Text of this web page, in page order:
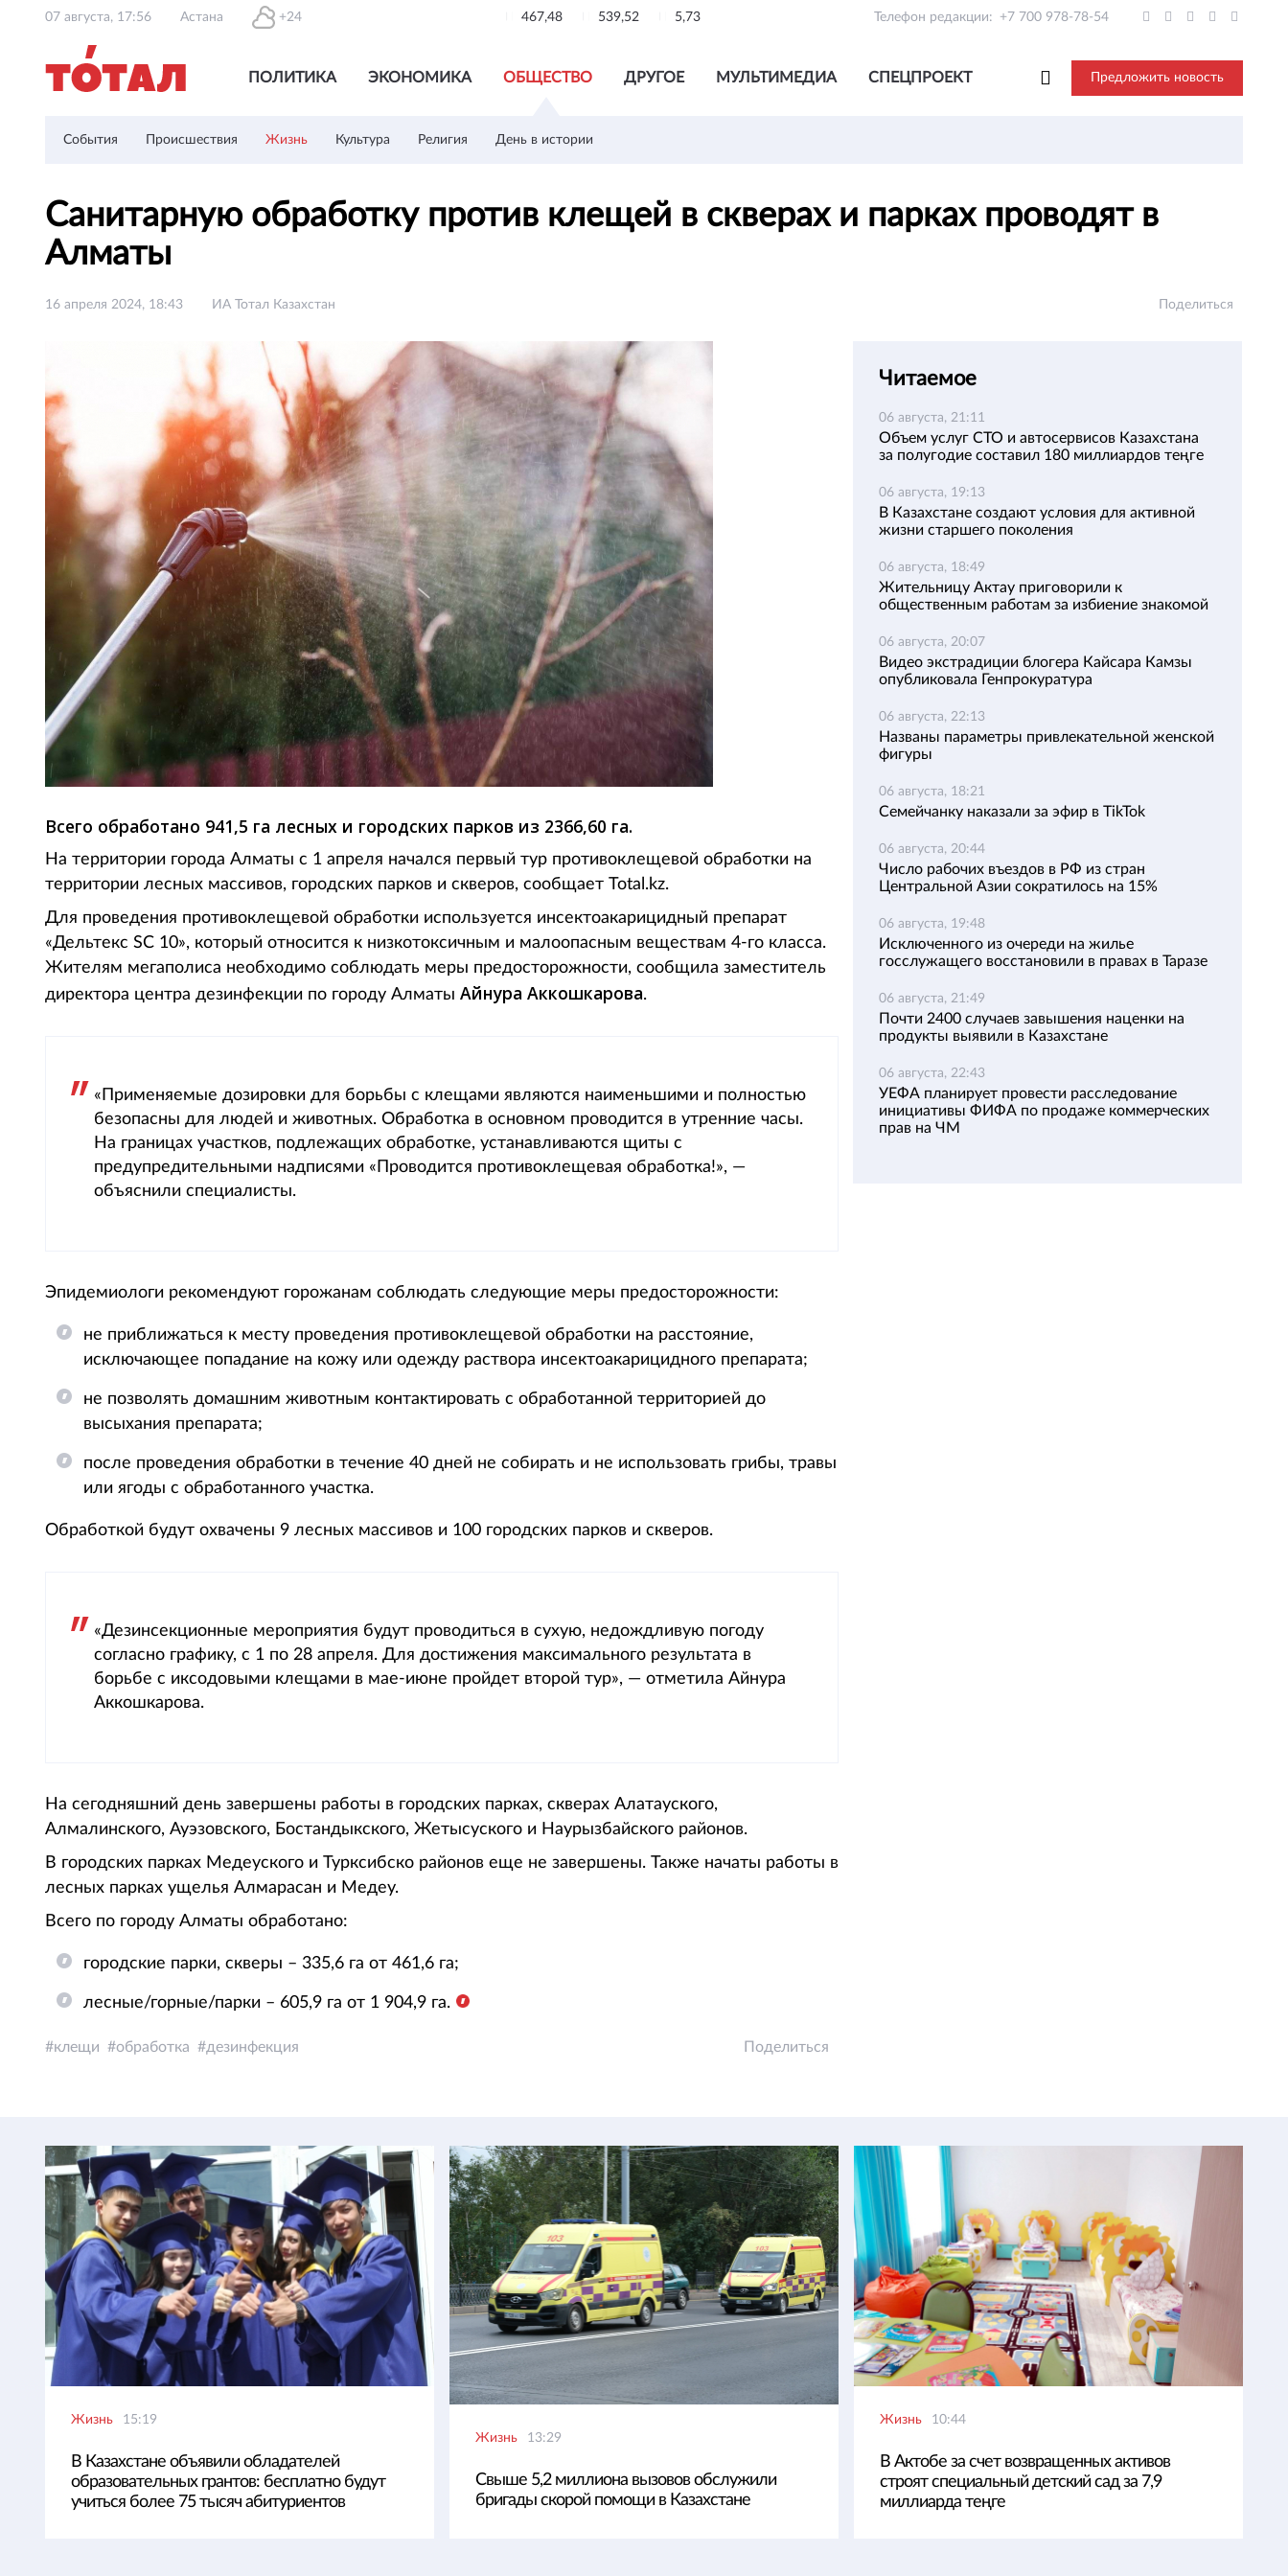
07 августа, 17:56 Астана +24 467,48 539,52 5,73 Телефон редакции: +7 700 978-78-54
ПОЛИТИКА ЭКОНОМИКА ОБЩЕСТВО ДРУГОЕ МУЛЬТИМЕДИА СПЕЦПРОЕКТ Предложить новость
События Происшествия Жизнь Культура Религия День в истории
Санитарную обработку против клещей в скверах и парках проводят в
Алматы
16 апреля 2024, 18:43 ИА Тотал Казахстан Поделиться
Всего обработано 941,5 га лесных и городских парков из 2366,60 га.
На территории города Алматы с 1 апреля начался первый тур противоклещевой обработки на
территории лесных массивов, городских парков и скверов, сообщает Total.kz.
Для проведения противоклещевой обработки используется инсектоакарицидный препарат
«Дельтекс SC 10», который относится к низкотоксичным и малоопасным веществам 4-го класса.
Жителям мегаполиса необходимо соблюдать меры предосторожности, сообщила заместитель
директора центра дезинфекции по городу Алматы Айнура Аккошкарова.
«Применяемые дозировки для борьбы с клещами являются наименьшими и полностью
безопасны для людей и животных. Обработка в основном проводится в утренние часы.
На границах участков, подлежащих обработке, устанавливаются щиты с
предупредительными надписями «Проводится противоклещевая обработка!», —
объяснили специалисты.
Эпидемиологи рекомендуют горожанам соблюдать следующие меры предосторожности:
не приближаться к месту проведения противоклещевой обработки на расстояние,
исключающее попадание на кожу или одежду раствора инсектоакарицидного препарата;
не позволять домашним животным контактировать с обработанной территорией до
высыхания препарата;
после проведения обработки в течение 40 дней не собирать и не использовать грибы, травы
или ягоды с обработанного участка.
Обработкой будут охвачены 9 лесных массивов и 100 городских парков и скверов.
«Дезинсекционные мероприятия будут проводиться в сухую, недождливую погоду
согласно графику, с 1 по 28 апреля. Для достижения максимального результата в
борьбе с иксодовыми клещами в мае-июне пройдет второй тур», — отметила Айнура
Аккошкарова.
На сегодняшний день завершены работы в городских парках, скверах Алатауского,
Алмалинского, Ауэзовского, Бостандыкского, Жетысуского и Наурызбайского районов.
В городских парках Медеуского и Турксибско районов еще не завершены. Также начаты работы в
лесных парках ущелья Алмарасан и Медеу.
Всего по городу Алматы обработано:
городские парки, скверы – 335,6 га от 461,6 га;
лесные/горные/парки – 605,9 га от 1 904,9 га.
клещи обработка дезинфекция Поделиться
Читаемое
06 августа, 21:11
Объем услуг СТО и автосервисов Казахстана
за полугодие составил 180 миллиардов теңге
06 августа, 19:13
В Казахстане создают условия для активной
жизни старшего поколения
06 августа, 18:49
Жительницу Актау приговорили к
общественным работам за избиение знакомой
06 августа, 20:07
Видео экстрадиции блогера Кайсара Камзы
опубликовала Генпрокуратура
06 августа, 22:13
Названы параметры привлекательной женской
фигуры
06 августа, 18:21
Семейчанку наказали за эфир в TikTok
06 августа, 20:44
Число рабочих въездов в РФ из стран
Центральной Азии сократилось на 15%
06 августа, 19:48
Исключенного из очереди на жилье
госслужащего восстановили в правах в Таразе
06 августа, 21:49
Почти 2400 случаев завышения наценки на
продукты выявили в Казахстане
06 августа, 22:43
УЕФА планирует провести расследование
инициативы ФИФА по продаже коммерческих
прав на ЧМ
Жизнь 15:19
В Казахстане объявили обладателей
образовательных грантов: бесплатно будут
учиться более 75 тысяч абитуриентов
Жизнь 13:29
Свыше 5,2 миллиона вызовов обслужили
бригады скорой помощи в Казахстане
Жизнь 10:44
В Актобе за счет возвращенных активов
строят специальный детский сад за 7,9
миллиарда теңге